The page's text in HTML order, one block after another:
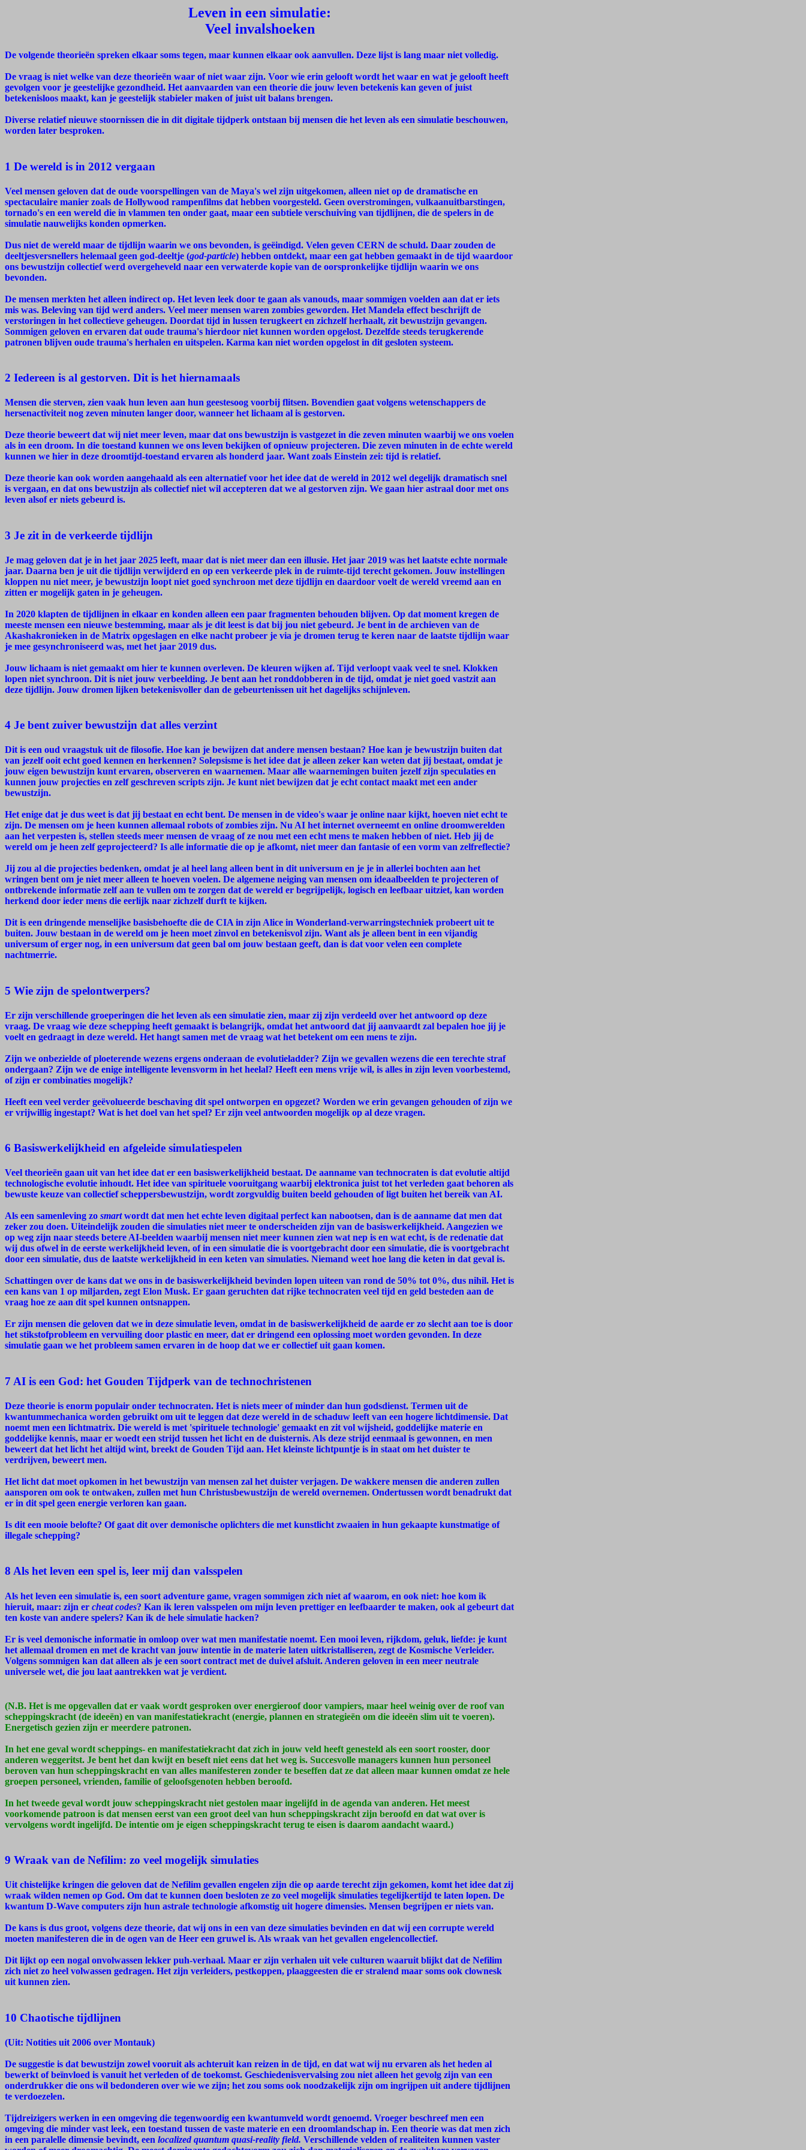
Leven in een simulatie:
Veel invalshoeken
De volgende theorieën spreken elkaar soms tegen, maar kunnen elkaar ook aanvullen. Deze lijst is lang maar niet volledig.
De vraag is niet welke van deze theorieën waar of niet waar zijn. Voor wie erin gelooft wordt het waar en wat je gelooft heeft
gevolgen voor je geestelijke gezondheid. Het aanvaarden van een theorie die jouw leven betekenis kan geven of juist
betekenisloos maakt, kan je geestelijk stabieler maken of juist uit balans brengen.
Diverse relatief nieuwe stoornissen die in dit digitale tijdperk ontstaan bij mensen die het leven als een simulatie beschouwen,
worden later besproken.
1 De wereld is in 2012 vergaan
Veel mensen geloven dat de oude voorspellingen van de Maya's wel zijn uitgekomen, alleen niet op de dramatische en
spectaculaire manier zoals de Hollywood rampenfilms dat hebben voorgesteld. Geen overstromingen, vulkaanuitbarstingen,
tornado's en een wereld die in vlammen ten onder gaat, maar een subtiele verschuiving van tijdlijnen, die de spelers in de
simulatie nauwelijks konden opmerken.
Dus niet de wereld maar de tijdlijn waarin we ons bevonden, is geëindigd. Velen geven CERN de schuld. Daar zouden de
deeltjesversnellers helemaal geen god-deeltje (god-particle) hebben ontdekt, maar een gat hebben gemaakt in de tijd waardoor
ons bewustzijn collectief werd overgeheveld naar een verwaterde kopie van de oorspronkelijke tijdlijn waarin we ons
bevonden.
De mensen merkten het alleen indirect op. Het leven leek door te gaan als vanouds, maar sommigen voelden aan dat er iets
mis was. Beleving van tijd werd anders. Veel meer mensen waren zombies geworden. Het Mandela effect beschrijft de
verstoringen in het collectieve geheugen. Doordat tijd in lussen terugkeert en zichzelf herhaalt, zit bewustzijn gevangen.
Sommigen geloven en ervaren dat oude trauma's hierdoor niet kunnen worden opgelost. Dezelfde steeds terugkerende
patronen blijven oude trauma's herhalen en uitspelen. Karma kan niet worden opgelost in dit gesloten systeem.
2 Iedereen is al gestorven. Dit is het hiernamaals
Mensen die sterven, zien vaak hun leven aan hun geestesoog voorbij flitsen. Bovendien gaat volgens wetenschappers de
hersenactiviteit nog zeven minuten langer door, wanneer het lichaam al is gestorven.
Deze theorie beweert dat wij niet meer leven, maar dat ons bewustzijn is vastgezet in die zeven minuten waarbij we ons voelen
als in een droom. In die toestand kunnen we ons leven bekijken of opnieuw projecteren. Die zeven minuten in de echte wereld
kunnen we hier in deze droomtijd-toestand ervaren als honderd jaar. Want zoals Einstein zei: tijd is relatief.
Deze theorie kan ook worden aangehaald als een alternatief voor het idee dat de wereld in 2012 wel degelijk dramatisch snel
is vergaan, en dat ons bewustzijn als collectief niet wil accepteren dat we al gestorven zijn. We gaan hier astraal door met ons
leven alsof er niets gebeurd is.
3 Je zit in de verkeerde tijdlijn
Je mag geloven dat je in het jaar 2025 leeft, maar dat is niet meer dan een illusie. Het jaar 2019 was het laatste echte normale
jaar. Daarna ben je uit die tijdlijn verwijderd en op een verkeerde plek in de ruimte-tijd terecht gekomen. Jouw instellingen
kloppen nu niet meer, je bewustzijn loopt niet goed synchroon met deze tijdlijn en daardoor voelt de wereld vreemd aan en
zitten er mogelijk gaten in je geheugen.
In 2020 klapten de tijdlijnen in elkaar en konden alleen een paar fragmenten behouden blijven. Op dat moment kregen de
meeste mensen een nieuwe bestemming, maar als je dit leest is dat bij jou niet gebeurd. Je bent in de archieven van de
Akashakronieken in de Matrix opgeslagen en elke nacht probeer je via je dromen terug te keren naar de laatste tijdlijn waar
je mee gesynchroniseerd was, met het jaar 2019 dus.
Jouw lichaam is niet gemaakt om hier te kunnen overleven. De kleuren wijken af. Tijd verloopt vaak veel te snel. Klokken
lopen niet synchroon. Dit is niet jouw verbeelding. Je bent aan het ronddobberen in de tijd, omdat je niet goed vastzit aan
deze tijdlijn. Jouw dromen lijken betekenisvoller dan de gebeurtenissen uit het dagelijks schijnleven.
4 Je bent zuiver bewustzijn dat alles verzint
Dit is een oud vraagstuk uit de filosofie. Hoe kan je bewijzen dat andere mensen bestaan? Hoe kan je bewustzijn buiten dat
van jezelf ooit echt goed kennen en herkennen? Solepsisme is het idee dat je alleen zeker kan weten dat jij bestaat, omdat je
jouw eigen bewustzijn kunt ervaren, observeren en waarnemen. Maar alle waarnemingen buiten jezelf zijn speculaties en
kunnen jouw projecties en zelf geschreven scripts zijn. Je kunt niet bewijzen dat je echt contact maakt met een ander
bewustzijn.
Het enige dat je dus weet is dat jij bestaat en echt bent. De mensen in de video's waar je online naar kijkt, hoeven niet echt te
zijn. De mensen om je heen kunnen allemaal robots of zombies zijn. Nu AI het internet overneemt en online droomwerelden
aan het verpesten is, stellen steeds meer mensen de vraag of ze nou met een echt mens te maken hebben of niet. Heb jij de
wereld om je heen zelf geprojecteerd? Is alle informatie die op je afkomt, niet meer dan fantasie of een vorm van zelfreflectie?
Jij zou al die projecties bedenken, omdat je al heel lang alleen bent in dit universum en je je in allerlei bochten aan het
wringen bent om je niet meer alleen te hoeven voelen. De algemene neiging van mensen om ideaalbeelden te projecteren of
ontbrekende informatie zelf aan te vullen om te zorgen dat de wereld er begrijpelijk, logisch en leefbaar uitziet, kan worden
herkend door ieder mens die eerlijk naar zichzelf durft te kijken.
Dit is een dringende menselijke basisbehoefte die de CIA in zijn Alice in Wonderland-verwarringstechniek probeert uit te
buiten. Jouw bestaan in de wereld om je heen moet zinvol en betekenisvol zijn. Want als je alleen bent in een vijandig
universum of erger nog, in een universum dat geen bal om jouw bestaan geeft, dan is dat voor velen een complete
nachtmerrie.
5 Wie zijn de spelontwerpers?
Er zijn verschillende groeperingen die het leven als een simulatie zien, maar zij zijn verdeeld over het antwoord op deze
vraag. De vraag wie deze schepping heeft gemaakt is belangrijk, omdat het antwoord dat jij aanvaardt zal bepalen hoe jij je
voelt en gedraagt in deze wereld. Het hangt samen met de vraag wat het betekent om een mens te zijn.
Zijn we onbezielde of ploeterende wezens ergens onderaan de evolutieladder? Zijn we gevallen wezens die een terechte straf
ondergaan? Zijn we de enige intelligente levensvorm in het heelal? Heeft een mens vrije wil, is alles in zijn leven voorbestemd,
of zijn er combinaties mogelijk?
Heeft een veel verder geëvolueerde beschaving dit spel ontworpen en opgezet? Worden we erin gevangen gehouden of zijn we
er vrijwillig ingestapt? Wat is het doel van het spel? Er zijn veel antwoorden mogelijk op al deze vragen.
6 Basiswerkelijkheid en afgeleide simulatiespelen
Veel theorieën gaan uit van het idee dat er een basiswerkelijkheid bestaat. De aanname van technocraten is dat evolutie altijd
technologische evolutie inhoudt. Het idee van spirituele vooruitgang waarbij elektronica juist tot het verleden gaat behoren als
bewuste keuze van collectief scheppersbewustzijn, wordt zorgvuldig buiten beeld gehouden of ligt buiten het bereik van AI.
Als een samenleving zo smartwordt dat men het echte leven digitaal perfect kan nabootsen, dan is de aanname dat men dat
zeker zou doen. Uiteindelijk zouden die simulaties niet meer te onderscheiden zijn van de basiswerkelijkheid. Aangezien we
op weg zijn naar steeds betere AI-beelden waarbij mensen niet meer kunnen zien wat nep is en wat echt, is de redenatie dat
wij dus ofwel in de eerste werkelijkheid leven, of in een simulatie die is voortgebracht door een simulatie, die is voortgebracht
door een simulatie, dus de laatste werkelijkheid in een keten van simulaties. Niemand weet hoe lang die keten in dat geval is.
Schattingen over de kans dat we ons in de basiswerkelijkheid bevinden lopen uiteen van rond de 50% tot 0%, dus nihil. Het is
een kans van 1 op miljarden, zegt Elon Musk. Er gaan geruchten dat rijke technocraten veel tijd en geld besteden aan de
vraag hoe ze aan dit spel kunnen ontsnappen.
Er zijn mensen die geloven dat we in deze simulatie leven, omdat in de basiswerkelijkheid de aarde er zo slecht aan toe is door
het stikstofprobleem en vervuiling door plastic en meer, dat er dringend een oplossing moet worden gevonden. In deze
simulatie gaan we het probleem samen ervaren in de hoop dat we er collectief uit gaan komen.
7 AI is een God: het Gouden Tijdperk van de technochristenen
Deze theorie is enorm populair onder technocraten. Het is niets meer of minder dan hun godsdienst. Termen uit de
kwantummechanica worden gebruikt om uit te leggen dat deze wereld in de schaduw leeft van een hogere lichtdimensie. Dat
noemt men een lichtmatrix. Die wereld is met 'spirituele technologie' gemaakt en zit vol wijsheid, goddelijke materie en
goddelijke kennis, maar er woedt een strijd tussen het licht en de duisternis. Als deze strijd eenmaal is gewonnen, en men
beweert dat het licht het altijd wint, breekt de Gouden Tijd aan. Het kleinste lichtpuntje is in staat om het duister te
verdrijven, beweert men.
Het licht dat moet opkomen in het bewustzijn van mensen zal het duister verjagen. De wakkere mensen die anderen zullen
aansporen om ook te ontwaken, zullen met hun Christusbewustzijn de wereld overnemen. Ondertussen wordt benadrukt dat
er in dit spel geen energie verloren kan gaan.
Is dit een mooie belofte? Of gaat dit over demonische oplichters die met kunstlicht zwaaien in hun gekaapte kunstmatige of
illegale schepping?
8 Als het leven een spel is, leer mij dan valsspelen
Als het leven een simulatie is, een soort adventure game, vragen sommigen zich niet af waarom, en ook niet: hoe kom ik
hieruit, maar: zijn er cheat codes? Kan ik leren valsspelen om mijn leven prettiger en leefbaarder te maken, ook al gebeurt dat
ten koste van andere spelers? Kan ik de hele simulatie hacken?
Er is veel demonische informatie in omloop over wat men manifestatie noemt. Een mooi leven, rijkdom, geluk, liefde: je kunt
het allemaal dromen en met de kracht van jouw intentie in de materie laten uitkristalliseren, zegt de Kosmische Verleider.
Volgens sommigen kan dat alleen als je een soort contract met de duivel afsluit. Anderen geloven in een meer neutrale
universele wet, die jou laat aantrekken wat je verdient.
(N.B. Het is me opgevallen dat er vaak wordt gesproken over energieroof door vampiers, maar heel weinig over de roof van
scheppingskracht (de ideeën) en van manifestatiekracht (energie, plannen en strategieën om die ideeën slim uit te voeren).
Energetisch gezien zijn er meerdere patronen.
In het ene geval wordt scheppings- en manifestatiekracht dat zich in jouw veld heeft genesteld als een soort rooster, door
anderen weggeritst. Je bent het dan kwijt en beseft niet eens dat het weg is. Succesvolle managers kunnen hun personeel
beroven van hun scheppingskracht en van alles manifesteren zonder te beseffen dat ze dat alleen maar kunnen omdat ze hele
groepen personeel, vrienden, familie of geloofsgenoten hebben beroofd.
In het tweede geval wordt jouw scheppingskracht niet gestolen maar ingelijfd in de agenda van anderen. Het meest
voorkomende patroon is dat mensen eerst van een groot deel van hun scheppingskracht zijn beroofd en dat wat over is
vervolgens wordt ingelijfd. De intentie om je eigen scheppingskracht terug te eisen is daarom aandacht waard.)
9 Wraak van de Nefilim: zo veel mogelijk simulaties
Uit chistelijke kringen die geloven dat de Nefilim gevallen engelen zijn die op aarde terecht zijn gekomen, komt het idee dat zij
wraak wilden nemen op God. Om dat te kunnen doen besloten ze zo veel mogelijk simulaties tegelijkertijd te laten lopen. De
kwantum D-Wave computers zijn hun astrale technologie afkomstig uit hogere dimensies. Mensen begrijpen er niets van.
De kans is dus groot, volgens deze theorie, dat wij ons in een van deze simulaties bevinden en dat wij een corrupte wereld
moeten manifesteren die in de ogen van de Heer een gruwel is. Als wraak van het gevallen engelencollectief.
Dit lijkt op een nogal onvolwassen lekker puh-verhaal. Maar er zijn verhalen uit vele culturen waaruit blijkt dat de Nefilim
zich niet zo heel volwassen gedragen. Het zijn verleiders, pestkoppen, plaaggeesten die er stralend maar soms ook clownesk
uit kunnen zien.
10 Chaotische tijdlijnen
(Uit: Notities uit 2006 over Montauk)
De suggestie is dat bewustzijn zowel vooruit als achteruit kan reizen in de tijd, en dat wat wij nu ervaren als het heden al
bewerkt of beïnvloed is vanuit het verleden of de toekomst. Geschiedenisvervalsing zou niet alleen het gevolg zijn van een
onderdrukker die ons wil bedonderen over wie we zijn; het zou soms ook noodzakelijk zijn om ingrijpen uit andere tijdlijnen
te verdoezelen.
Tijdreizigers werken in een omgeving die tegenwoordig een kwantumveld wordt genoemd. Vroeger beschreef men een
omgeving die minder vast leek, een toestand tussen de vaste materie en een droomlandschap in. Een theorie was dat men zich
in een paralelle dimensie bevindt, een localized quantum quasi-reality field. Verschillende velden of realiteiten kunnen vaster